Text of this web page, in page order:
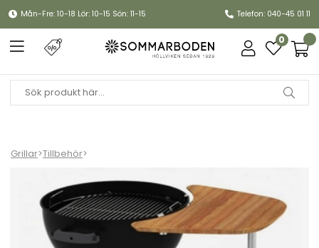
Mån-Fre: 10-18 Lör: 10-15 Sön: 11-15 Telefon: 040-45 01 11
0
Grillar>Tillbehör>